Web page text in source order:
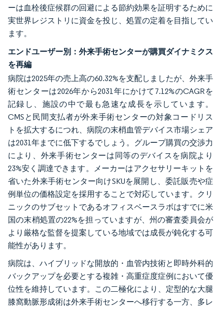
ーは血栓後症候群の回避による節約効果を証明するために
実世界レジストリに資金を投じ、処置の定着を目指してい
ます。
エンドユーザー別：外来手術センターが購買ダイナミクス
を再編
病院は2025年の売上高の60.32%を支配しましたが、外来手
術センターは2026年から2031年にかけて7.12%のCAGRを
記録し、施設の中で最も急速な成長を示しています。
CMSと民間支払者が外来手術センターの対象コードリス
トを拡大するにつれ、病院の末梢血管デバイス市場シェア
は2031年までに低下するでしょう。グループ購買の交渉力
により、外来手術センターは同等のデバイスを病院より
23%安く調達できます。メーカーはアクセサリーキットを
省いた外来手術センター向けSKUを展開し、委託販売や症
例単位の価格設定を採用することで対応しています。クリ
ニックのサブセットであるオフィスベースラボはすでに米
国の末梢処置の22%を担っていますが、州の審査委員会が
より厳格な監督を提案している地域では成長が鈍化する可
能性があります。
病院は、ハイブリッドな開放的・血管内技術と即時外科的
バックアップを必要とする複雑・高重症度症例において優
位性を維持しています。この二極化により、定型的な大腿
膝窩動脈形成術は外来手術センターへ移行する一方、多レ